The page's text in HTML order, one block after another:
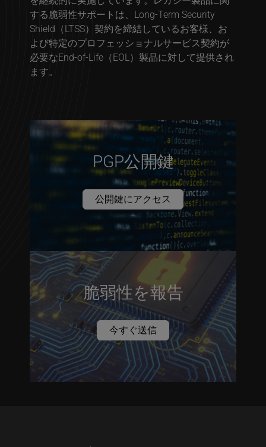
する脆弱性サポートは、Long-Term Security
Shield（LTSS）契約を締結しているお客様、お
よび特定のプロフェッショナルサービス契約が
必要なEnd-of-Life（EOL）製品に対して提供され
ます。
PGP公開鍵
公開鍵にアクセス
脆弱性を報告
今すぐ送信